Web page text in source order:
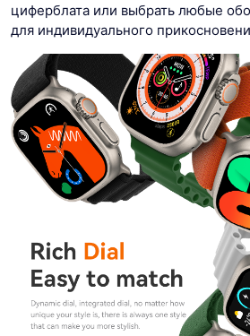
циферблата или выбрать любые
для индивидуального